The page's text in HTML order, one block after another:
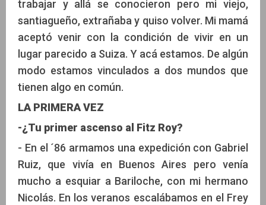
trabajar y allá se conocieron pero mi viejo,
santiagueño, extrañaba y quiso volver. Mi mamá
aceptó venir con la condición de vivir en un
lugar parecido a Suiza. Y acá estamos. De algún
modo estamos vinculados a dos mundos que
tienen algo en común.
LA PRIMERA VEZ
-¿Tu primer ascenso al Fitz Roy?
- En el ´86 armamos una expedición con Gabriel
Ruiz, que vivía en Buenos Aires pero venía
mucho a esquiar a Bariloche, con mi hermano
Nicolás. En los veranos escalábamos en el Frey